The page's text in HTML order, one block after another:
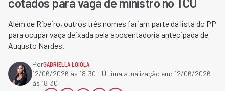
Além de Ribeiro, outros três nomes fariam parte da lista do PP
para ocupar vaga deixada pela aposentadoria antecipada de
Augusto Nardes.
PorGABRIELLA LOIOLA
12/06/2026 às 18:30 - Última atualização em: 12/06/2026
às 18:30